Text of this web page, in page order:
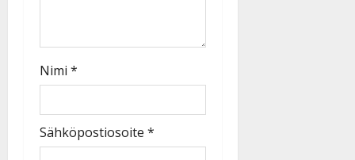
Nimi *
Sähköpostiosoite *